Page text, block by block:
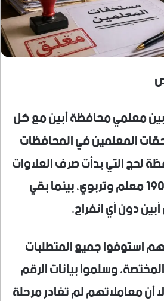
بين معلمي محافظة أبين مع كل
المعلمين في المحافظات
لحج التي بدأت صرف العلاوات
المتأخرة لأكثر من 1900 معلم وتربوي، بينما بقي
استوفوا جميع المتطلبات
وسلموا بيانات الرقم
أن معاملاتهم لم تغادر مرحلة